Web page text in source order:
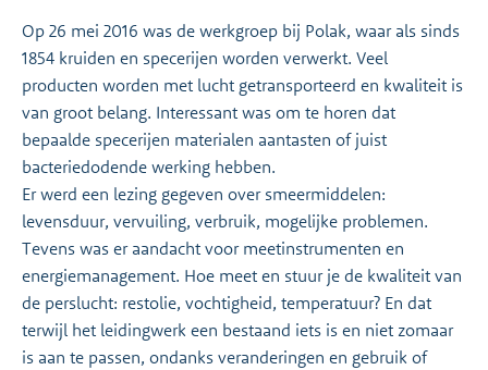
Op 26 mei 2016 was de werkgroep bij Polak, waar als sinds
1854 kruiden en specerijen worden verwerkt. Veel
producten worden met lucht getransporteerd en kwaliteit is
van groot belang. Interessant was om te horen dat
bepaalde specerijen materialen aantasten of juist
bacteriedodende werking hebben.
Er werd een lezing gegeven over smeermiddelen:
levensduur, vervuiling, verbruik, mogelijke problemen.
Tevens was er aandacht voor meetinstrumenten en
energiemanagement. Hoe meet en stuur je de kwaliteit van
de perslucht: restolie, vochtigheid, temperatuur? En dat
terwijl het leidingwerk een bestaand iets is en niet zomaar
is aan te passen, ondanks veranderingen en gebruik of